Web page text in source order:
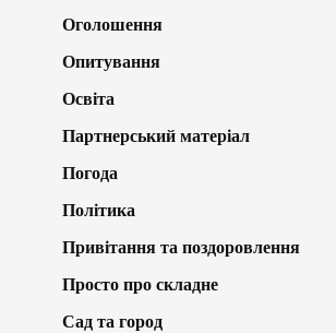
Оголошення
Опитування
Освіта
Партнерський матеріал
Погода
Політика
Привітання та поздоровлення
Просто про складне
Сад та город